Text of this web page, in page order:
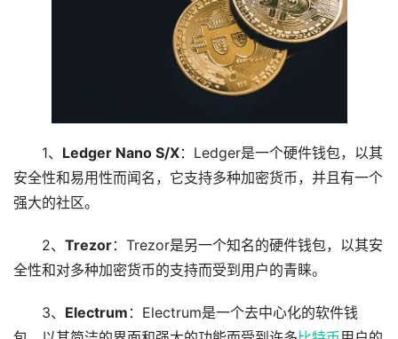
1、 Ledger Nano S/X：Ledger是一个硬件钱包，以其
安全性和易用性而闻名，它支持多种加密货币，并且有一个
强大的社区。
2、 Trezor：Trezor是另一个知名的硬件钱包，以其安
全性和对多种加密货币的支持而受到用户的青睐。
3、 Electrum ：Electrum是一个去中心化的软件钱